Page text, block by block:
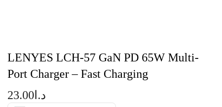
LENYES LCH-57 GaN PD 65W Multi-
Port Charger – Fast Charging
د.ا 23.00